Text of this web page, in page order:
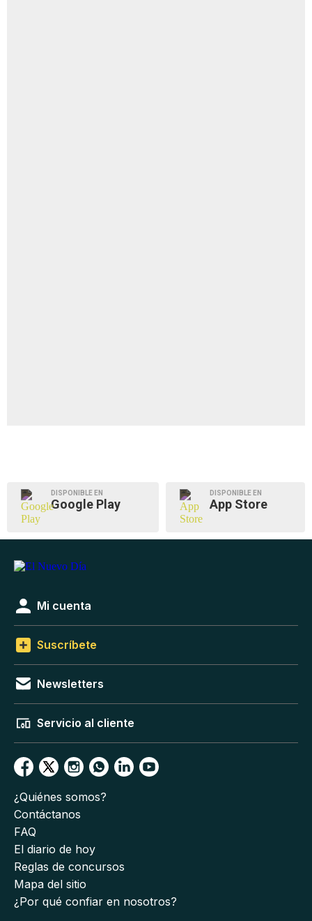
DISPONIBLE EN
Google Play
DISPONIBLE EN
App Store
Mi cuenta
Suscríbete
Newsletters
Servicio al cliente
¿Quiénes somos?
Contáctanos
FAQ
El diario de hoy
Reglas de concursos
Mapa del sitio
¿Por qué confiar en nosotros?